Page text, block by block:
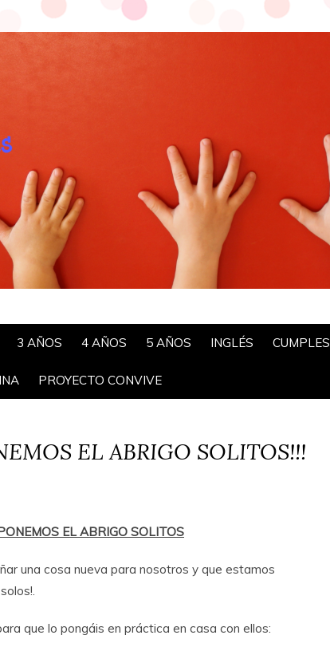
3 AÑOS 4 AÑOS 5 AÑOS INGLÉS CUMPLES
PROYECTO CONVIVE
EL ABRIGO SOLITOS!!!
EL ABRIGO SOLITOS
una cosa nueva para nosotros y que estamos
que lo pongáis en práctica en casa con ellos: